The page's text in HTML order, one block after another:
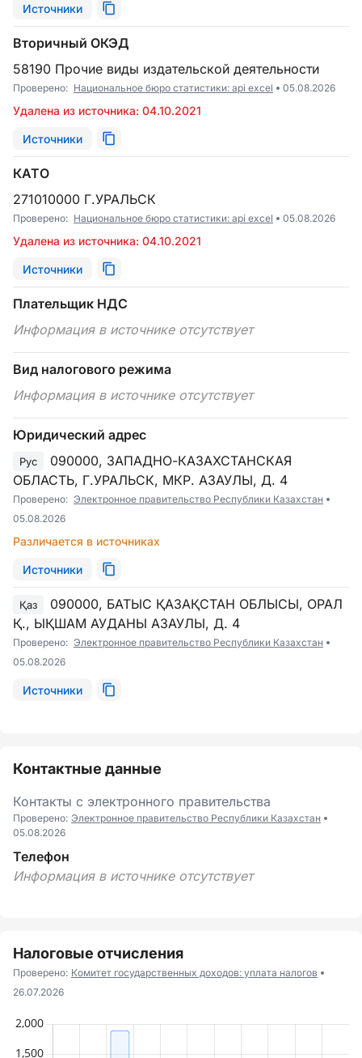
Источники
Вторичный ОКЭД
58190 Прочие виды издательской деятельности
Проверено: Национальное бюро статистики: api excel 05.08.2026
Удалена из источника: 04.10.2021
Источники
КАТО
271010000 Г.УРАЛЬСК
Проверено: Национальное бюро статистики: api excel 05.08.2026
Удалена из источника: 04.10.2021
Источники
Плательщик НДС
Информация в источнике отсутствует
Вид налогового режима
Информация в источнике отсутствует
Юридический адрес
Рус
090000, ЗАПАДНО-КАЗАХСТАНСКАЯ
ОБЛАСТЬ, Г.УРАЛЬСК, МКР. АЗАУЛЫ, Д. 4
Проверено: Электронное правительство Республики Казахстан
05.08.2026
Различается в источниках
Источники
Қаз
090000, БАТЫС ҚАЗАҚСТАН ОБЛЫСЫ, ОРАЛ
Қ., ЫҚШАМ АУДАНЫ АЗАУЛЫ, Д. 4
Проверено: Электронное правительство Республики Казахстан
05.08.2026
Источники
Контактные данные
Контакты с электронного правительства
Проверено: Электронное правительство Республики Казахстан
05.08.2026
Телефон
Информация в источнике отсутствует
Налоговые отчисления
Проверено: Комитет государственных доходов: уплата налогов
26.07.2026